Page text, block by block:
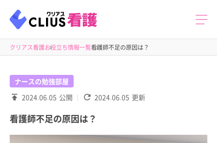
クリアス看護お役立ち情報一覧看護師不足の原因は？
ナースの勉強部屋
2024.06.05 公開 2024.06.05 更新
看護師不足の原因は？